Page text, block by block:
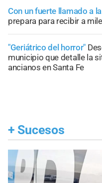
Con un fuerte llamado a
prepara para recibir a
"Geriátrico del horror"
municipio que detalle la
ancianos en Santa Fe
+ Sucesos